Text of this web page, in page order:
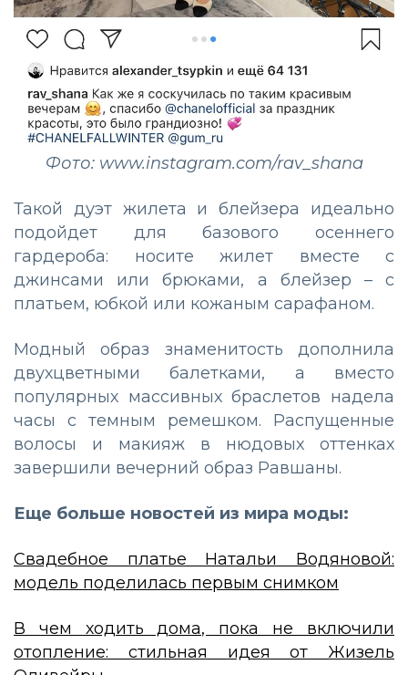
Фото: www.instagram.com/rav_shana
Такой дуэт жилета и блейзера идеально
подойдет для базового осеннего
гардероба: носите жилет вместе с
джинсами или брюками, а блейзер – с
платьем, юбкой или кожаным сарафаном.
Модный образ знаменитость дополнила
двухцветными балетками, а вместо
популярных массивных браслетов надела
часы с темным ремешком. Распущенные
волосы и макияж в нюдовых оттенках
завершили вечерний образ Равшаны.
Еще больше новостей из мира моды:
Свадебное платье Натальи Водяновой:
модель поделилась первым снимком
В чем ходить дома, пока не включили
отопление: стильная идея от Жизель